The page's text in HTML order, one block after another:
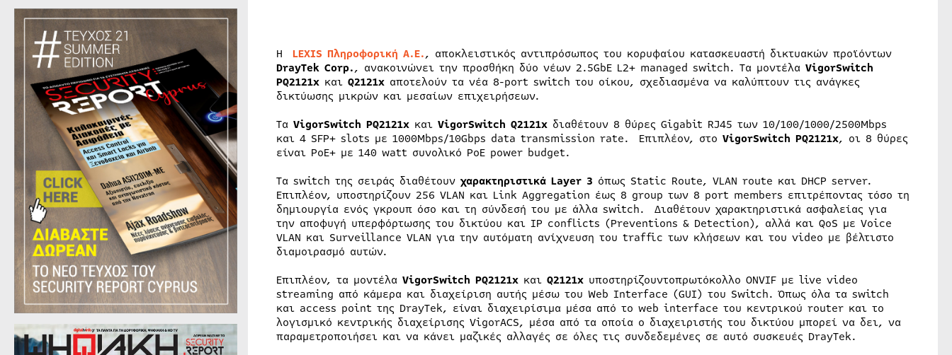
Η LEXIS Πληροφορική Α.Ε., αποκλειστικός αντιπρόσωπος του κορυφαίου κατασκευαστή δικτυακών προϊόντων
DrayTek Corp., ανακοινώνει την προσθήκη δύο νέων 2.5GbE L2+ managed switch. Τα μοντέλα VigorSwitch
PQ2121x και Q2121xαποτελούν τα νέα 8-port switch του οίκου, σχεδιασμένα να καλύπτουν τις ανάγκες
δικτύωσης μικρών και μεσαίων επιχειρήσεων.
Τα VigorSwitch PQ2121x και VigorSwitch Q2121xδιαθέτουν 8 θύρες Gigabit RJ45 των 10/100/1000/2500Mbps
και 4 SFP+ slots με 1000Mbps/10Gbps data transmission rate. Επιπλέον, στο VigorSwitch PQ2121x, οι 8 θύρες
είναι PoE+ με 140 watt συνολικό PoE power budget.
Τα switch της σειράς διαθέτουν χαρακτηριστικά Layer3 όπως Static Route, VLAN route και DHCP server.
Επιπλέον, υποστηρίζουν 256 VLAN και Link Aggregation έως 8 group των 8 port members επιτρέποντας τόσο τη
δημιουργία ενός γκρουπ όσο και τη σύνδεσή του με άλλα switch. Διαθέτουν χαρακτηριστικά ασφαλείας για
την αποφυγή υπερφόρτωσης του δικτύου και IP conflicts (Preventions & Detection), αλλά και QoS με Voice
VLAN και Surveillance VLAN για την αυτόματη ανίχνευση του traffic των κλήσεων και του video με βέλτιστο
διαμοιρασμό αυτών.
Επιπλέον, τα μοντέλα VigorSwitch PQ2121x και Q2121xυποστηρίζουντοπρωτόκολλο ONVIF με live video
streaming από κάμερα και διαχείριση αυτής μέσω του Web Interface (GUI) του Switch. Όπως όλα τα switch
και access point της DrayTek, είναι διαχειρίσιμα μέσα από το web interface του κεντρικού router και το
λογισμικό κεντρικής διαχείρισης VigorACS, μέσα από τα οποία ο διαχειριστής του δικτύου μπορεί να δει, να
παραμετροποιήσει και να κάνει μαζικές αλλαγές σε όλες τις συνδεδεμένες σε αυτό συσκευές DrayTek.